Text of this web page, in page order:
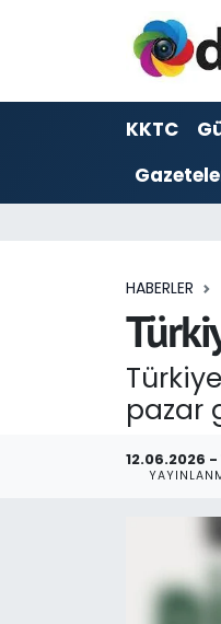
KKTC
HABERLER
pazar
12.06.2026 -
ADVERTORIAL
Dijigazete
Foto Galeri
Hava Durumu
Trafik Durumu
Haber Arşivi